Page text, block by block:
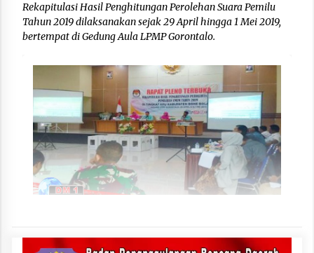
Rekapitulasi Hasil Penghitungan Perolehan Suara Pemilu
Tahun 2019 dilaksanakan sejak 29 April hingga 1 Mei 2019,
bertempat di Gedung Aula LPMP Gorontalo.